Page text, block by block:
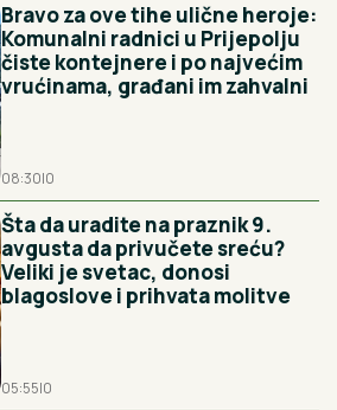
Bravo za ove tihe ulične heroje:
Komunalni radnici u Prijepolju
čiste kontejnere i po najvećim
vrućinama, građani im zahvalni
08:30|0
Šta da uradite na praznik 9.
avgusta da privučete sreću?
Veliki je svetac, donosi
blagoslove i prihvata molitve
05:55|0